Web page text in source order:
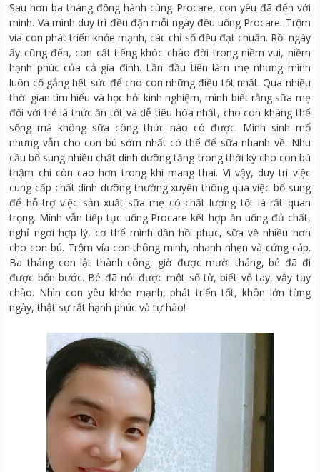
Sau hơn ba tháng đồng hành cùng Procare, con yêu đã đến với
mình. Và mình duy trì đều đặn mỗi ngày đều uống Procare. Trộm
vía con phát triển khỏe mạnh, các chỉ số đều đạt chuẩn. Rồi ngày
ấy cũng đến, con cất tiếng khóc chào đời trong niềm vui, niềm
hạnh phúc của cả gia đình. Lần đầu tiên làm mẹ nhưng mình
luôn cố gắng hết sức để cho con những điều tốt nhất. Qua nhiều
thời gian tìm hiểu và học hỏi kinh nghiệm, mình biết rằng sữa mẹ
đối với trẻ là thức ăn tốt và dễ tiêu hóa nhất, cho con kháng thể
sống mà không sữa công thức nào có được. Mình sinh mổ
nhưng vẫn cho con bú sớm nhất có thể để sữa nhanh về. Nhu
cầu bổ sung nhiều chất dinh dưỡng tăng trong thời kỳ cho con bú
thậm chí còn cao hơn trong khi mang thai. Vì vậy, duy trì việc
cung cấp chất dinh dưỡng thường xuyên thông qua việc bổ sung
để hỗ trợ việc sản xuất sữa mẹ có chất lượng tốt là rất quan
trọng. Mình vẫn tiếp tục uống Procare kết hợp ăn uống đủ chất,
nghỉ ngơi hợp lý, cơ thể mình dần hồi phục, sữa về nhiều hơn
cho con bú. Trộm vía con thông minh, nhanh nhẹn và cứng cáp.
Ba tháng con lật thành công, giờ được mười tháng, bé đã đi
được bốn bước. Bé đã nói được một số từ, biết vỗ tay, vẫy tay
chào. Nhìn con yêu khỏe mạnh, phát triển tốt, khôn lớn từng
ngày, thật sự rất hạnh phúc và tự hào!